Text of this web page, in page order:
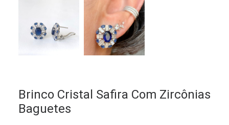
Brinco Cristal Safira Com Zircônias
Baguetes